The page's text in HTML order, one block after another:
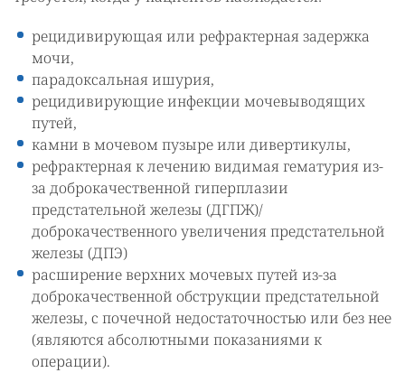
рецидивирующая или рефрактерная задержка
мочи,
парадоксальная ишурия,
рецидивирующие инфекции мочевыводящих
путей,
камни в мочевом пузыре или дивертикулы,
рефрактерная к лечению видимая гематурия из-
за доброкачественной гиперплазии
предстательной железы (ДГПЖ)/
доброкачественного увеличения предстательной
железы (ДПЭ)
расширение верхних мочевых путей из-за
доброкачественной обструкции предстательной
железы, с почечной недостаточностью или без нее
(являются абсолютными показаниями к
операции).